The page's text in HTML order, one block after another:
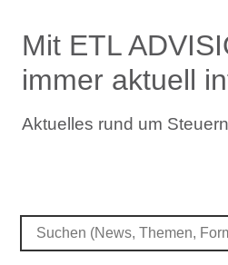
Mit ETL
immer aktuell
Aktuelles rund um